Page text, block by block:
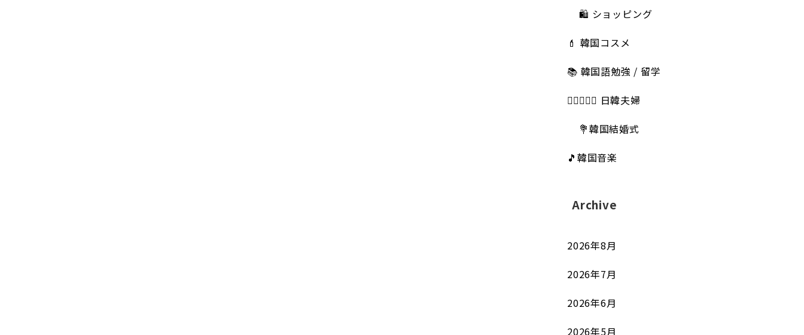
🛍️ ショッピング
💄 韓国コスメ
📚 韓国語勉強 / 留学
👩🏻‍❤️‍👨🏻 日韓夫婦
💐韓国結婚式
🎵韓国音楽
Archive
2026年8月
2026年7月
2026年6月
2026年5月